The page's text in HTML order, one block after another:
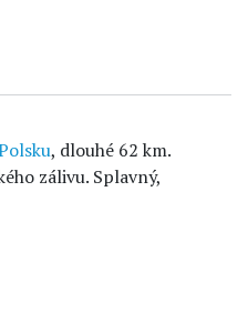
, dlouhé 62 km.
zálivu. Splavný,